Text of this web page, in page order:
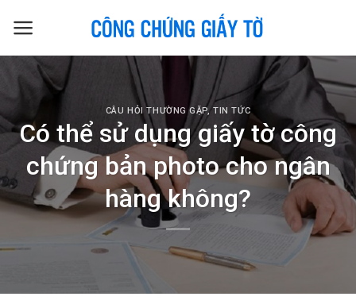
CÂU HỎI THƯỜNG GẶP,TIN TỨC
Có thể sử dụng giấy tờ công
chứng bản photo cho ngân
hàng không?